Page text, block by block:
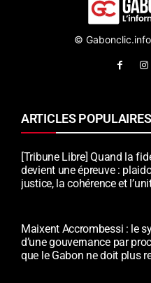
©
ARTICLES POPULAIRES
[Tribune Libre] Quand la
devient une épreuve :
justice, la cohérence et
Maixent Accrombessi : le
d’une gouvernance par
que le Gabon ne doit plus